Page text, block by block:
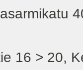
> 20,